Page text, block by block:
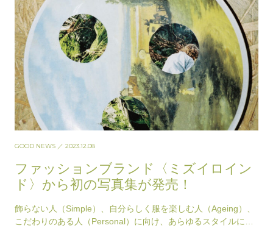
GOOD NEWS ／ 2023.12.08
ファッションブランド〈ミズイロイン
ド〉から初の写真集が発売！
飾らない人（Simple）、自分らしく服を楽しむ人（Ageing）、
こだわりのある人（Personal）に向け、あらゆるスタイルに寄